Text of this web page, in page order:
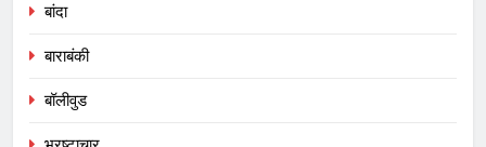
बांदा
बाराबंकी
बॉलीवुड